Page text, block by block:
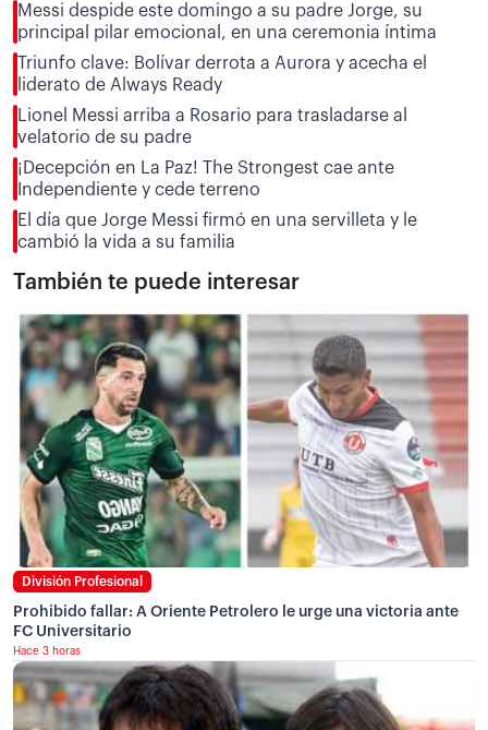
Messi despide este domingo a su padre Jorge, su
principal pilar emocional, en una ceremonia íntima
Triunfo clave: Bolívar derrota a Aurora y acecha el
liderato de Always Ready
Lionel Messi arriba a Rosario para trasladarse al
velatorio de su padre
¡Decepción en La Paz! The Strongest cae ante
Independiente y cede terreno
El día que Jorge Messi firmó en una servilleta y le
cambió la vida a su familia
También te puede interesar
División Profesional
Prohibido fallar: A Oriente Petrolero le urge una victoria ante
FC Universitario
Hace 3 horas